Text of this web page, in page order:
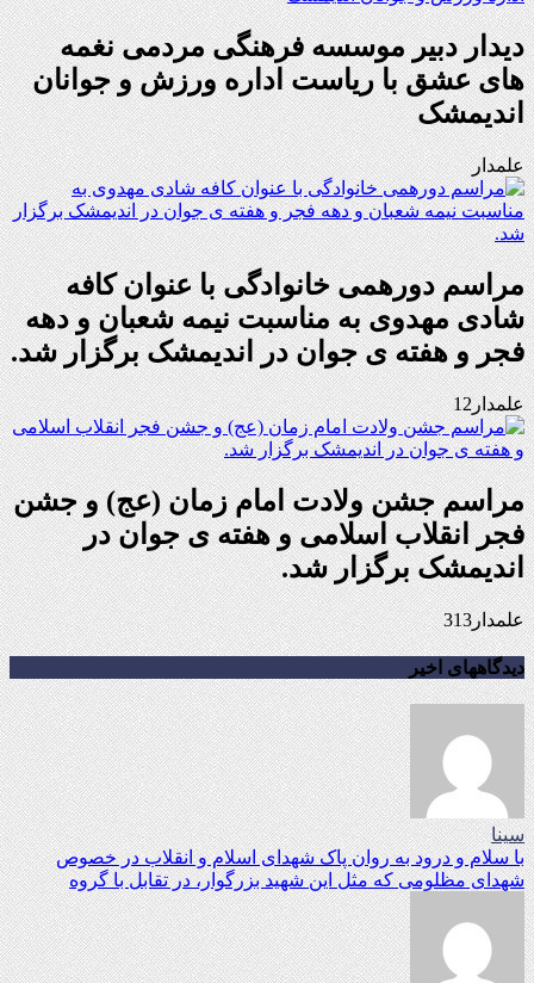
دیدار دبیر موسسه فرهنگی مردمی نغمه
های عشق با ریاست اداره ورزش و جوانان
اندیمشک
علمدار
مراسم دورهمی خانوادگی با عنوان کافه
شادی مهدوی به مناسبت نیمه شعبان و دهه
فجر و هفته ی جوان در اندیمشک برگزار شد.
علمدار12
مراسم جشن ولادت امام زمان (عج) و جشن
فجر انقلاب اسلامی و هفته ی جوان در
اندیمشک برگزار شد.
علمدار313
دیدگاههای اخیر
سینا
با سلام و درود به روان پاک شهدای اسلام و انقلاب در خصوص
شهدای مظلومی که مثل این شهید بزرگوار، در تقابل با گروه